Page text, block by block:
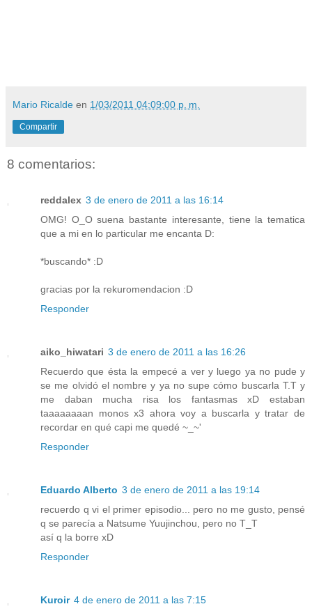
Mario Ricalde en 1/03/2011 04:09:00 p. m.
Compartir
8 comentarios:
reddalex 3 de enero de 2011 a las 16:14
OMG! O_O suena bastante interesante, tiene la tematica
que a mi en lo particular me encanta D:
*buscando* :D
gracias por la rekuromendacion :D
Responder
aiko_hiwatari 3 de enero de 2011 a las 16:26
Recuerdo que ésta la empecé a ver y luego ya no pude y
se me olvidó el nombre y ya no supe cómo buscarla T.T y
me daban mucha risa los fantasmas xD estaban
taaaaaaaan monos x3 ahora voy a buscarla y tratar de
recordar en qué capi me quedé ~_~'
Responder
Eduardo Alberto 3 de enero de 2011 a las 19:14
recuerdo q vi el primer episodio... pero no me gusto, pensé
q se parecía a Natsume Yuujinchou, pero no T_T
así q la borre xD
Responder
Kuroir 4 de enero de 2011 a las 7:15